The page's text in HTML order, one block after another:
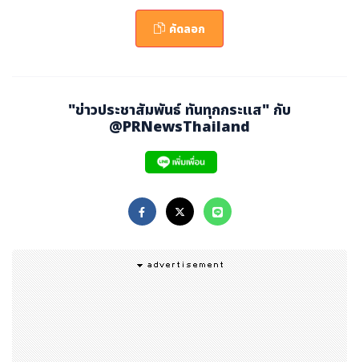
“วิกฤตซ้อนวิกฤต” สำหรับเด็กปฐมวัยของประเทศไทย เพราะก่
อนหน้านี้สถานการณ์ก็เข้าขั้นวิกฤตอยู่แล้ว โดยพบว่า เด็กปฐ
ดูลูก มีการใช้ความรุนแรงในครอบครัวและกับเด็กเพิ่มขึ้น พ่อ
ทั้งที่ประเทศไทยได้เข้าสู่สังคมผู้สูงอายุเต็มรูป หากเด็กเยาวช
อ.ธิดา พิทักษ์สินสุขกรรมการผู้ทรงคุณวุฒิในคณะกรรมกา
รนโยบายการพัฒนาเด็กปฐมวัย กล่าวเพิ่มเติมว่า คนสำคัญที่
จะช่วยเด็กได้ดีที่สุด คือคนที่ใกล้ชิดเด็กมากที่สุด นั่นคือ พ่อแ
ม่ผู้ปกครองและครู ซึ่งต้องเข้าใจว่า ภาวะการเรียนรู้ถดถอย ห
รือ Learning Loss จากสถานการณ์โควิดนั้น ไม่ใช่แค่เรียน
คัดลอก
"ข่าวประชาสัมพันธ์ ทันทุกกระแส" กับ
@PRNewsThailand